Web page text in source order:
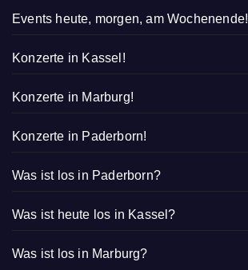
Events heute, morgen, am Wochenende!
Konzerte in Kassel!
Konzerte in Marburg!
Konzerte in Paderborn!
Was ist los in Paderborn?
Was ist heute los in Kassel?
Was ist los in Marburg?